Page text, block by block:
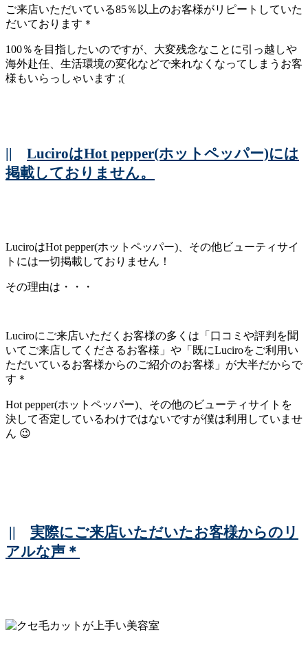
ご来店いただいている85％以上のお客様がリピートしていた
だいております＊
100％を目指したいのですが、大変残念なことに引っ越しや
海外赴任、生活環境の変化などで来れなくなってしまうお客
様もいらっしゃいます ;(
|| LuciroはHot pepper(ホットペッパー)には
掲載しておりません。
LuciroはHot pepper(ホットペッパー)、その他ビューティサイ
トには一切掲載しておりません！
その理由は・・・
Luciroにご来店いただくお客様の多くは「口コミや評判を聞
いてご来店してくださるお客様」や「既にLuciroをご利用い
ただいているお客様からのご紹介のお客様」が大半だからで
す＊
Hot pepper(ホットペッパー)、その他のビューティサイトを
決して否定しているわけではないですが僕は利用していませ
ん 😉
|| 実際にご来店いただいたお客様からのリ
アルな声＊